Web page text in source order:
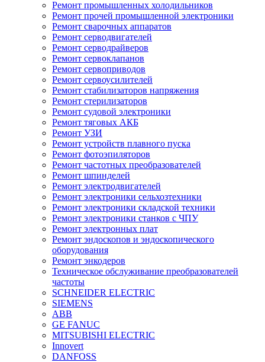
Ремонт промышленных холодильников
Ремонт прочей промышленной электроники
Ремонт сварочных аппаратов
Ремонт серводвигателей
Ремонт серводрайверов
Ремонт сервоклапанов
Ремонт сервоприводов
Ремонт сервоусилителей
Ремонт стабилизаторов напряжения
Ремонт стерилизаторов
Ремонт судовой электроники
Ремонт тяговых АКБ
Ремонт УЗИ
Ремонт устройств плавного пуска
Ремонт фотоэпиляторов
Ремонт частотных преобразователей
Ремонт шпинделей
Ремонт электродвигателей
Ремонт электроники сельхозтехники
Ремонт электроники складской техники
Ремонт электроники станков с ЧПУ
Ремонт электронных плат
Ремонт эндоскопов и эндоскопического
оборудования
Ремонт энкодеров
Техническое обслуживание преобразователей
частоты
SCHNEIDER ELECTRIC
SIEMENS
ABB
GE FANUC
MITSUBISHI ELECTRIC
Innovert
DANFOSS